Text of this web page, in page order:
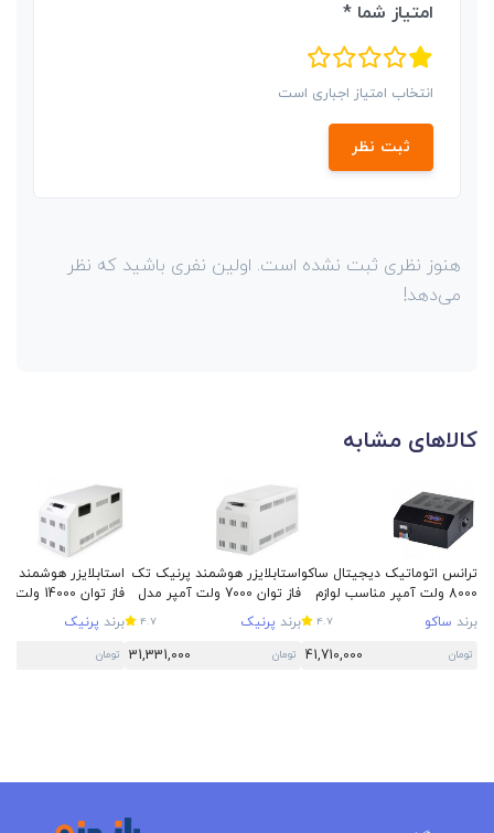
امتیاز شما *
انتخاب امتیاز اجباری است
ثبت نظر
هنوز نظری ثبت نشده است. اولین نفری باشید که نظر
می‌دهد!
کالاهای مشابه
ترانس اتوماتیک دیجیتال ساکو
8000 ولت آمپر مناسب لوازم
کم مصرفبرند ساکو 4.7
تومان 41,710,000
استابلایزر هوشمند پرنیک تک
فاز توان 7000 ولت آمپر مدل
XI-7
برند پرنیک 4.7
تومان 31,331,000
استابلایزر هوشمند
فاز توان
XI-14
برند پرنیک
تومان